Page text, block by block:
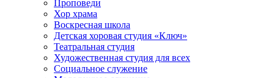
Проповеди
Хор храма
Воскресная школа
Детская хоровая студия «Ключ»
Театральная студия
Х​удожественная студия для всех
Социальное служение